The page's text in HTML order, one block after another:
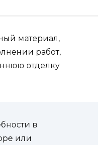
материал,
работ,
отделку
в
или